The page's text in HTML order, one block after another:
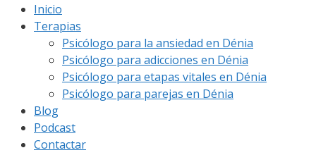
Inicio
Terapias
Psicólogo para la ansiedad en Dénia
Psicólogo para adicciones en Dénia
Psicólogo para etapas vitales en Dénia
Psicólogo para parejas en Dénia
Blog
Podcast
Contactar